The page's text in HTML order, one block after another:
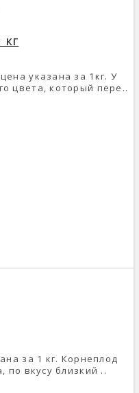
КГ
указана за 1кг. У
цвета, который пере..
за 1 кг. Корнеплод
по вкусу близкий ..